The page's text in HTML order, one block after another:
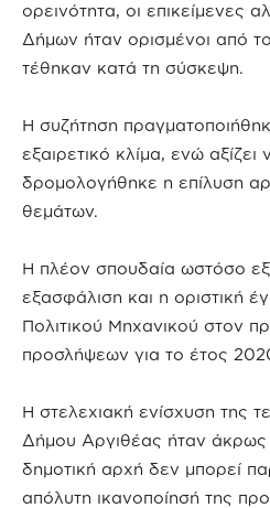
ορεινότητα, οι επικείμενες
Δήμων ήταν ορισμένοι από
τέθηκαν κατά τη σύσκεψη.
Η συζήτηση
εξαιρετικό κλίμα, ενώ
δρομολογήθηκε η επίλυση
θεμάτων.
Η πλέον σπουδαία ωστόσο
εξασφάλιση και η οριστική
Πολιτικού Μηχανικού στον
προσλήψεων για το έτος
Η στελεχιακή ενίσχυση της
Δήμου Αργιθέας ήταν άκρως
δημοτική αρχή δεν μπορεί
απόλυτη ικανοποίησή της